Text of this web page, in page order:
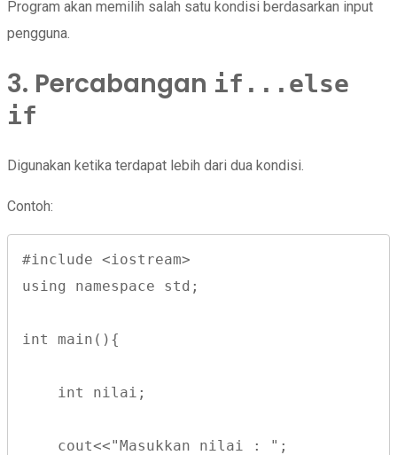
Program akan memilih salah satu kondisi berdasarkan input
pengguna.
3. Percabangan if...else
if
Digunakan ketika terdapat lebih dari dua kondisi.
Contoh:
#include <iostream>
using namespace std;
int main(){
    int nilai;
    cout<<"Masukkan nilai : ";